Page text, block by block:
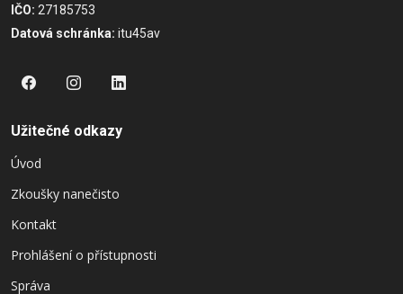
IČO: 27185753
Datová schránka: itu45av
Užitečné odkazy
Úvod
Zkoušky nanečisto
Kontakt
Prohlášení o přístupnosti
Správa